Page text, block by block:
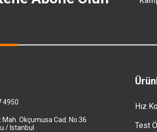
Hız
Test
4950
Okçumusa Cad. No.36
/ Istanbul